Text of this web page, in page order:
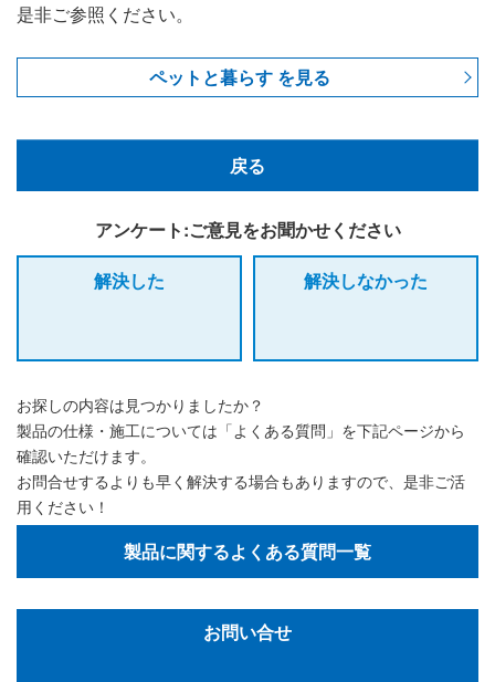
是非ご参照ください。
ペットと暮らす を見る
戻る
アンケート:ご意見をお聞かせください
解決した
解決しなかった
お探しの内容は見つかりましたか？
製品の仕様・施工については「よくある質問」を下記ページから
確認いただけます。
お問合せするよりも早く解決する場合もありますので、是非ご活
用ください！
製品に関するよくある質問一覧
お問い合せ